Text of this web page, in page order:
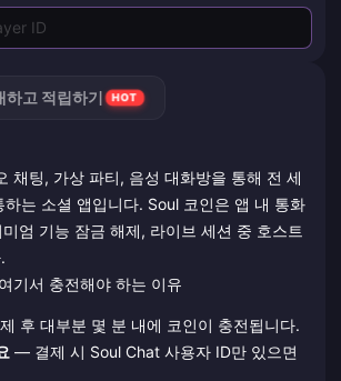
하고 적립하기 HOT
채팅, 가상 파티, 음성 대화방을 통해 전 세
하는 소셜 앱입니다. Soul 코인은 앱 내 통화
엄 기능 잠금 해제, 라이브 세션 중 호스트
기서 충전해야 하는 이유
후 대부분 몇 분 내에 코인이 충전됩니다.
— 결제 시 Soul Chat 사용자 ID만 있으면